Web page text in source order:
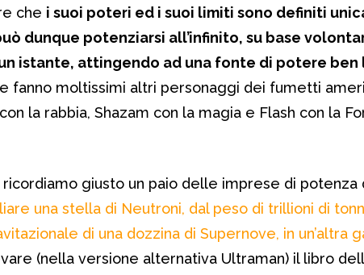
che i suoi poteri ed i suoi limiti sono definiti
dunque potenziarsi all’infinito, su base
istante, attingendo ad una fonte di potere
fanno moltissimi altri personaggi dei fumetti
la rabbia, Shazam con la magia e Flash con la
giusto un paio delle imprese di potenza
una stella di Neutroni, dal peso di trillioni di
di una dozzina di Supernove, in un’altra
(nella versione alternativa Ultraman) il libro